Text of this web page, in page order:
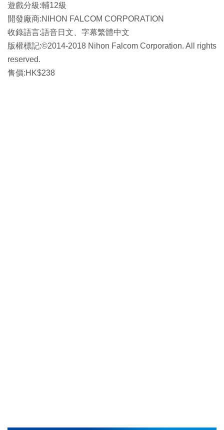
遊戲分級:輔12級
開發廠商:NIHON FALCOM CORPORATION
收錄語言:語音日文、字幕繁體中文
版權標記:©2014-2018 Nihon Falcom Corporation. All rights
reserved.
售價:HK$238